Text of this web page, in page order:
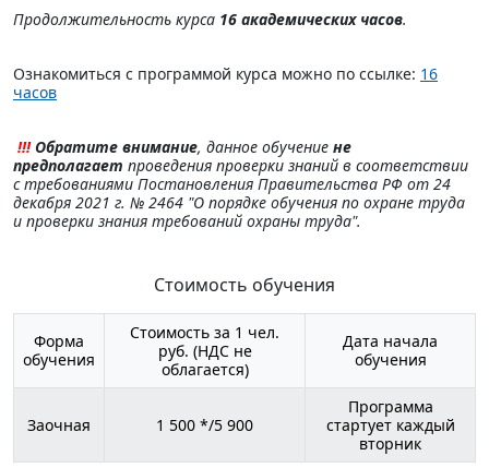
Продолжительность курса 16 академических часов.
Ознакомиться с программой курса можно по ссылке: 16
часов
!!!Обратите внимание, данное обучение не
предполагает проведения проверки знаний в соответствии
с требованиями Постановления Правительства РФ от 24
декабря 2021 г. № 2464 "О порядке обучения по охране труда
и проверки знания требований охраны труда".
Стоимость обучения
Форма
обучения
Стоимость за 1 чел.
руб. (НДС не
облагается)
Дата начала
обучения
Заочная 1 500 */5 900
Программа
стартует каждый
вторник